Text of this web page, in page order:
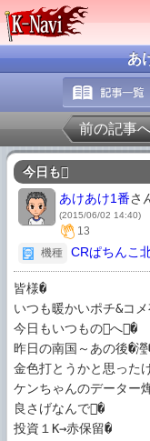
あ
前の記事
今日も
あけあけ1番さ
(2015/06/02 14:40)
13
機種
CRぱちんこ
皆様�
いつも暖かいポチ&コ
今日もいつものへ�
昨日の南国～あの後�
金色打とうかと思った
ケンちゃんのデーター
良さげなんで�
投資１K→赤保留�